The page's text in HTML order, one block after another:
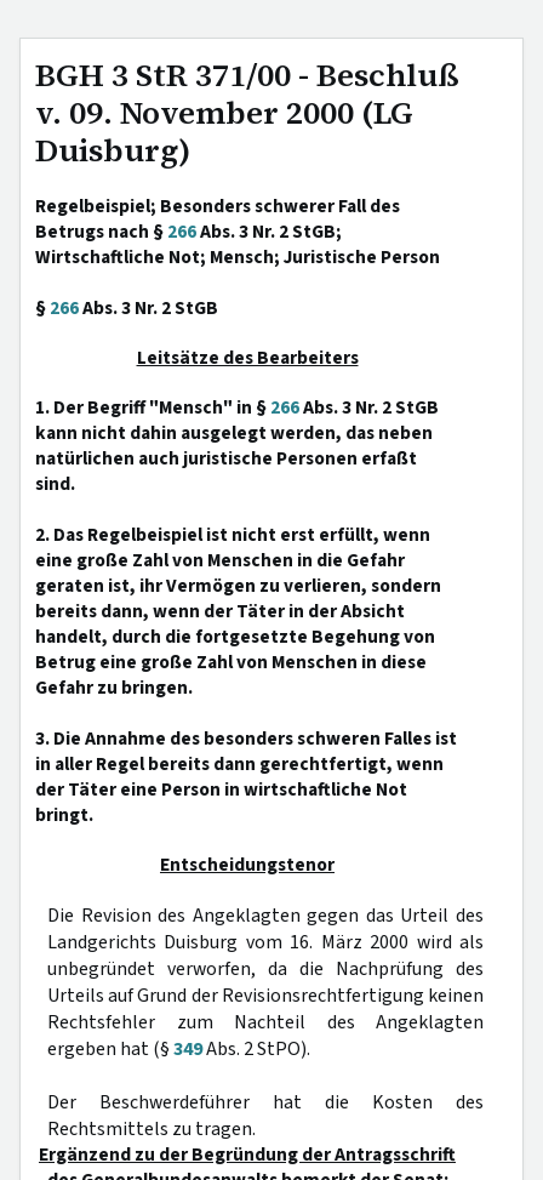
BGH 3 StR 371/00 - Beschluß
v. 09. November 2000 (LG
Duisburg)
Regelbeispiel; Besonders schwerer Fall des
Betrugs nach §266Abs. 3 Nr. 2 StGB;
Wirtschaftliche Not; Mensch; Juristische Person
§266Abs. 3 Nr. 2 StGB
Leitsätze des Bearbeiters
1. Der Begriff "Mensch" in §266Abs. 3 Nr. 2 StGB
kann nicht dahin ausgelegt werden, das neben
natürlichen auch juristische Personen erfaßt
sind.
2. Das Regelbeispiel ist nicht erst erfüllt, wenn
eine große Zahl von Menschen in die Gefahr
geraten ist, ihr Vermögen zu verlieren, sondern
bereits dann, wenn der Täter in der Absicht
handelt, durch die fortgesetzte Begehung von
Betrug eine große Zahl von Menschen in diese
Gefahr zu bringen.
3. Die Annahme des besonders schweren Falles ist
in aller Regel bereits dann gerechtfertigt, wenn
der Täter eine Person in wirtschaftliche Not
bringt.
Entscheidungstenor
Die Revision des Angeklagten gegen das Urteil des
Landgerichts Duisburg vom 16. März 2000 wird als
unbegründet verworfen, da die Nachprüfung des
Urteils auf Grund der Revisionsrechtfertigung keinen
Rechtsfehler zum Nachteil des Angeklagten
ergeben hat (§349Abs. 2 StPO).
Der Beschwerdeführer hat die Kosten des
Rechtsmittels zu tragen.
Ergänzend zu der Begründung der Antragsschrift